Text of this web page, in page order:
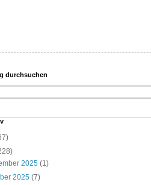
durchsuchen
2025(1)
2025(7)